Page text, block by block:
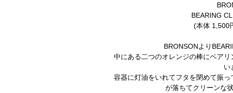
BEARING
(本体 1,500
BRONSONより
中にある二つのオレンジの棒にベア
容器に灯油をいれてフタを閉めて振
が落ちてクリーンな